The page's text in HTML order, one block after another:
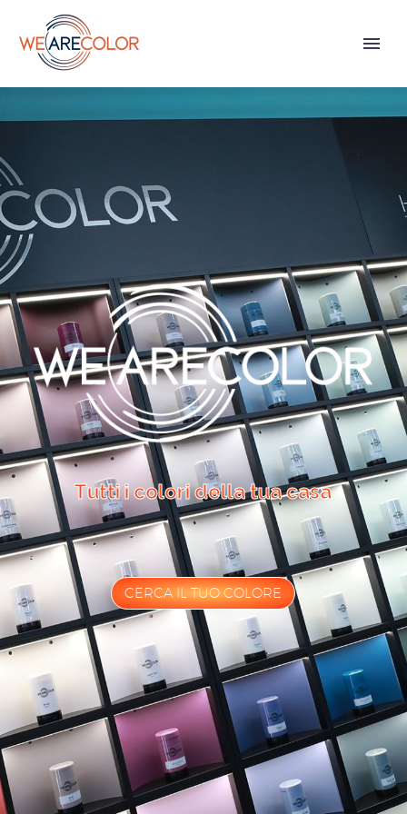
Tuttiicoloridellatuacasa
CERCA IL TUO COLORE